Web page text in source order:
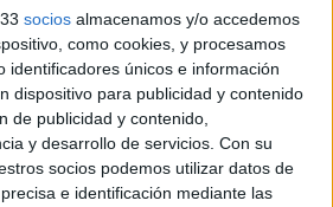
socios almacenamos y/o accedemos
como cookies, y procesamos
identificadores únicos e información
dispositivo para publicidad y contenido
de publicidad y contenido,
y desarrollo de servicios. Con su
socios podemos utilizar datos de
e identificación mediante las
formado
parte de
y con razón: además de ser
muchos beneficios para el
especialmente en la etapa de
hablaremos sobre la
en primaria para favorecer la